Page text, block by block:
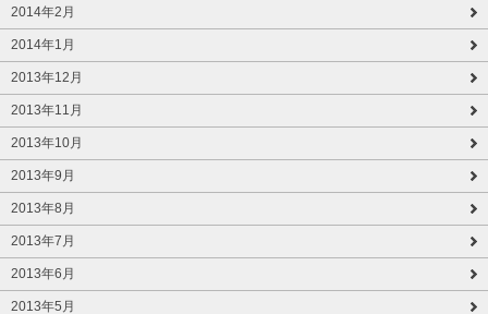
2014年2月
2014年1月
2013年12月
2013年11月
2013年10月
2013年9月
2013年8月
2013年7月
2013年6月
2013年5月